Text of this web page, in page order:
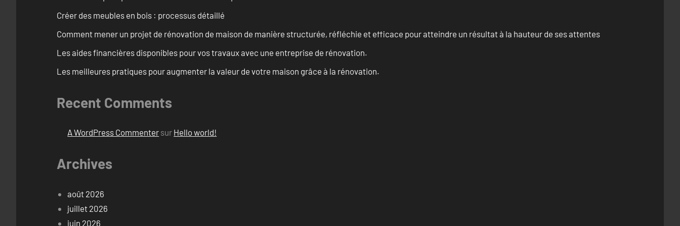
Créer des meubles en bois : processus détaillé
Comment mener un projet de rénovation de maison de manière structurée, réfléchie et efficace pour atteindre un résultat à la hauteur de ses attentes
Les aides financières disponibles pour vos travaux avec une entreprise de rénovation.
Les meilleures pratiques pour augmenter la valeur de votre maison grâce à la rénovation.
Recent Comments
A WordPress Commenter sur Hello world!
Archives
août 2026
juillet 2026
juin 2026